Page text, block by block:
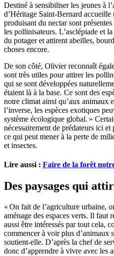
Destiné à sensibiliser les jeunes à
d’Héritage Saint-Bernard
produisant du nectar sont
les pollinisateurs. L’asclépiade et
du potager et attirent abeilles,
choses encore.
De son côté, Olivier reconnaît
sont très utiles pour attirer les
qui se sont développées
étaient là à la base. Ce sont des
notre climat ainsi qu’aux animaux
l’inverse, les espèces exotiques
système écologique global. »
nécessairement de prédateurs ici
ce qui peut mener à la perte de
et insectes.
Lire aussi : Faire de la forêt
Des paysages qui
« On fait de l’agriculture urbaine,
aménage des espaces verts. Il faut
aussi être intéressés par tout cela,
commencer à voir plus d’animaux
soutient-elle. D’après la chef de
donc d’apprendre à vivre avec les